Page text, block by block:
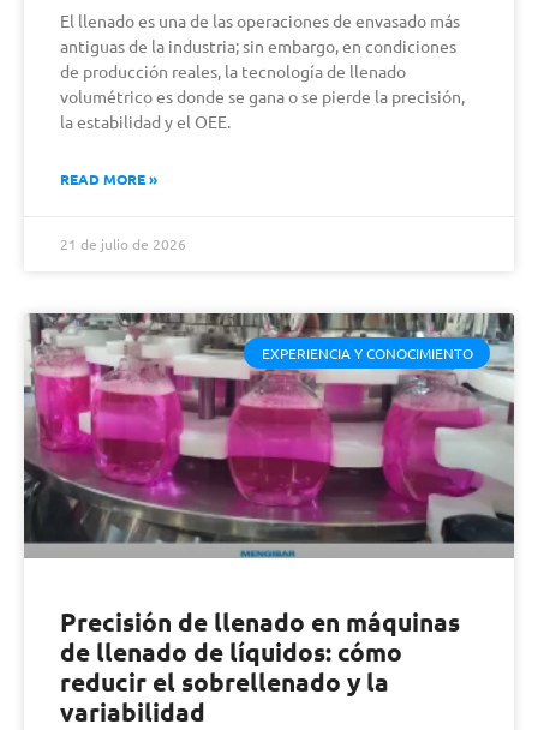
El llenado es una de las operaciones de envasado más
antiguas de la industria; sin embargo, en condiciones
de producción reales, la tecnología de llenado
volumétrico es donde se gana o se pierde la precisión,
la estabilidad y el OEE.
READ MORE »
21 de julio de 2026
EXPERIENCIA Y CONOCIMIENTO
Precisión de llenado en máquinas
de llenado de líquidos: cómo
reducir el sobrellenado y la
variabilidad